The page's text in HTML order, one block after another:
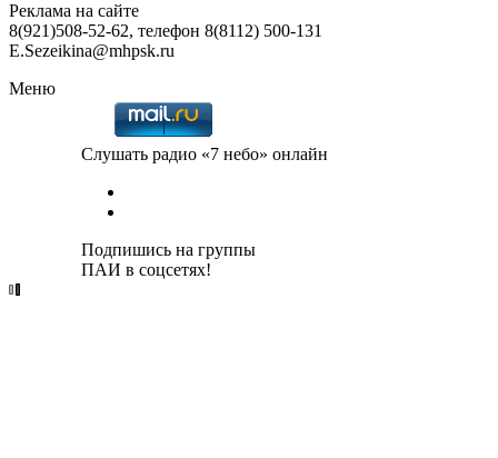
Реклама на сайте
8(921)508-52-62, телефон 8(8112) 500-131
E.Sezeikina@mhpsk.ru
Меню
Слушать радио «7 небо» онлайн
Подпишись на группы
ПАИ в соцсетях!